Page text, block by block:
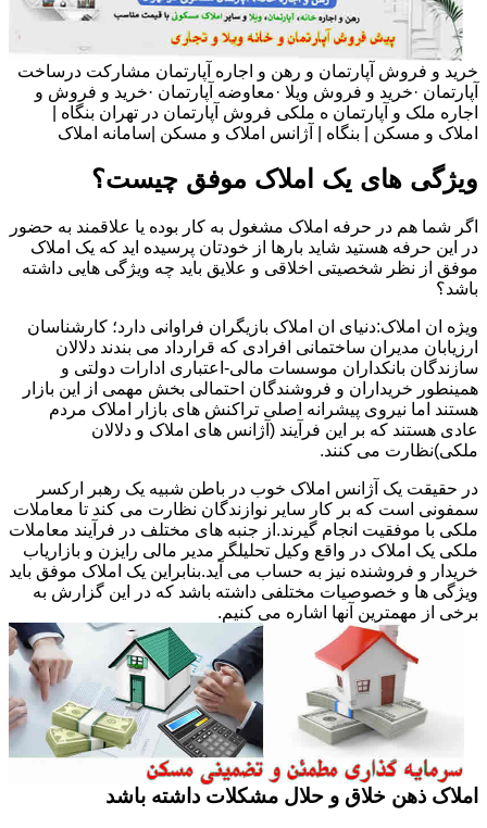
خرید و فروش آپارتمان و رهن و اجاره آپارتمان مشارکت درساخت
آپارتمان ·خرید و فروش ویلا ·معاوضه آپارتمان ·خرید و فروش و
اجاره ملک و آپارتمان ه ملکی فروش آپارتمان در تهران بنگاه |
املاک و مسکن | بنگاه | آژانس املاک و مسکن |سامانه املاک
ویژگی های یک املاک موفق چیست؟
اگر شما هم در حرفه املاک مشغول به کار بوده یا علاقمند به حضور
در این حرفه هستید شاید بارها از خودتان پرسیده اید که یک املاک
موفق از نظر شخصیتی اخلاقی و علایق باید چه ویژگی هایی داشته
باشد؟
ویژه ان املاک:دنیای ان املاک بازیگران فراوانی دارد؛ کارشناسان
ارزیابان مدیران ساختمانی افرادی که قرارداد می بندند دلالان
سازندگان بانکداران موسسات مالی-اعتباری ادارات دولتی و
همینطور خریداران و فروشندگان احتمالی بخش مهمی از این بازار
هستند اما نیروی پیشرانه اصلی تراکنش های بازار املاک مردم
عادی هستند که بر این فرآیند (آژانس های املاک و دلالان
ملکی)نظارت می کنند.
در حقیقت یک آژانس املاک خوب در باطن شبیه یک رهبر ارکسر
سمفونی است که بر کار سایر نوازندگان نظارت می کند تا معاملات
ملکی با موفقیت انجام گیرند.از جنبه های مختلف در فرآیند معاملات
ملکی یک املاک در واقع وکیل تحلیلگر مدیر مالی رایزن و بازاریاب
خریدار و فروشنده نیز به حساب می آید.بنابراین یک املاک موفق باید
ویژگی ها و خصوصیات مختلفی داشته باشد که در این گزارش به
برخی از مهمترین آنها اشاره می کنیم.
املاک ذهن خلاق و حلال مشکلات داشته باشد